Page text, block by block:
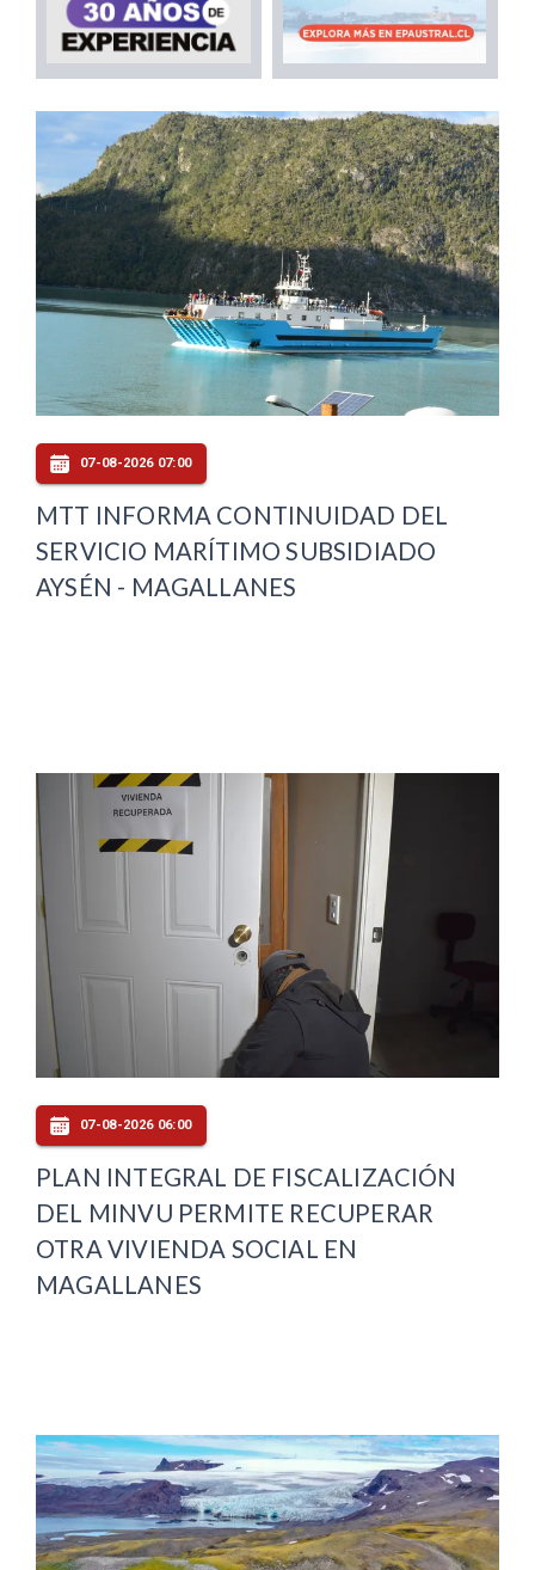
07-08-2026 07:00
MTT INFORMA CONTINUIDAD DEL
SERVICIO MARÍTIMO SUBSIDIADO
AYSÉN - MAGALLANES
07-08-2026 06:00
PLAN INTEGRAL DE FISCALIZACIÓN
DEL MINVU PERMITE RECUPERAR
OTRA VIVIENDA SOCIAL EN
MAGALLANES